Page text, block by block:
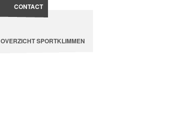
OVERZICHT SPORTKLIMMEN
CONTACT